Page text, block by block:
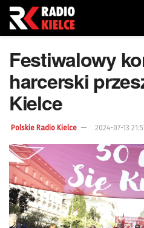
Festiwalowy
harcerski
Kielce
Polskie Radio Kielce 2024-07-13